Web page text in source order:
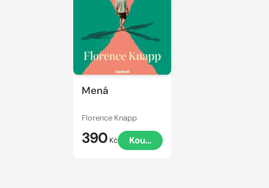
Mená
Florence Knapp
390 Kč Koupit